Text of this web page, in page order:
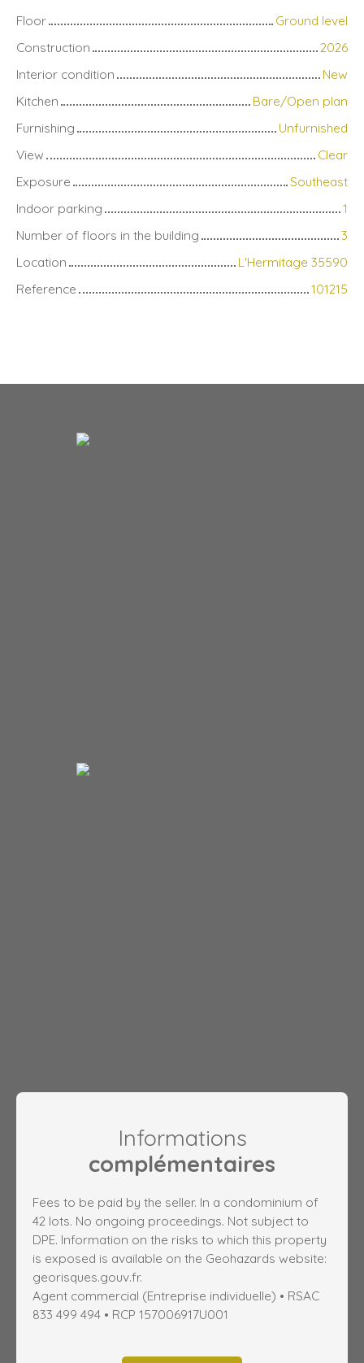
Floor
Ground level
Construction
2026
Interior condition
New
Kitchen
Bare/Open plan
Furnishing
Unfurnished
View
Clear
Exposure
Southeast
Indoor parking
1
Number of floors in the building
3
Location
L'Hermitage 35590
Reference
101215
Informations
complémentaires
Fees to be paid by the seller. In a condominium of
42 lots. No ongoing proceedings. Not subject to
DPE. Information on the risks to which this property
is exposed is available on the Geohazards website:
georisques.gouv.fr.
Agent commercial (Entreprise individuelle) • RSAC
833 499 494 • RCP 157006917U001